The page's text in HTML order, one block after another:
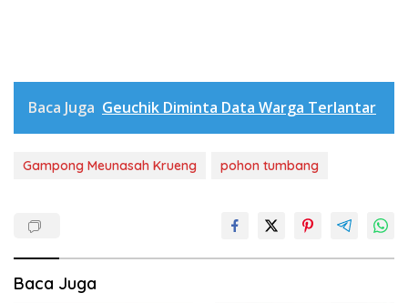
Baca Juga Geuchik Diminta Data Warga Terlantar
Gampong Meunasah Krueng pohon tumbang
Baca Juga